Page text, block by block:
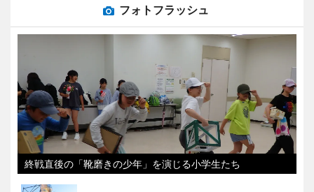
フォトフラッシュ
終戦直後の「靴磨きの少年」を演じる小学生たち